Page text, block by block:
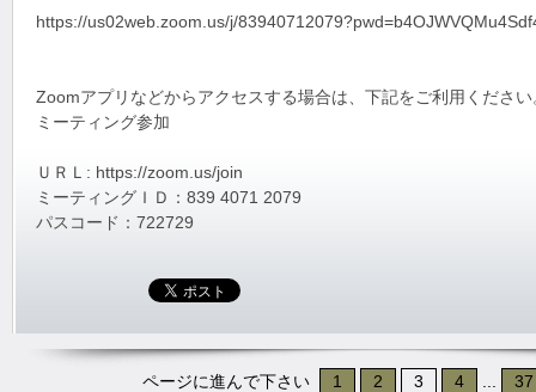
https://us02web.zoom.us/j/
Zoomアプリなどからアクセスする場合は、下記をご利用ください
ミーティング参加
ＵＲＬ: https://zoom.us/join
ミーティングＩＤ：839 4071 2079
パスコード：722729
ページに進んで下さい 1 2 3 4 37